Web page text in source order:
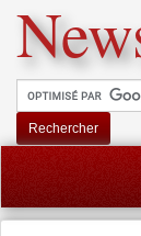
Rechercher